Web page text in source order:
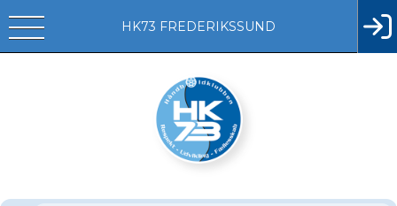
HK73 FREDERIKSSUND